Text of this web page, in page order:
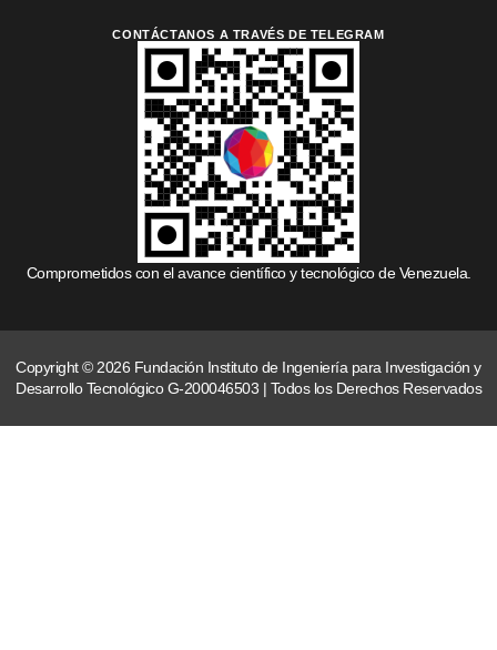
CONTÁCTANOS A TRAVÉS DE TELEGRAM
Comprometidos con el avance científico y tecnológico de Venezuela.
Copyright © 2026 Fundación Instituto de Ingeniería para Investigación y
Desarrollo Tecnológico G-200046503 | Todos los Derechos Reservados